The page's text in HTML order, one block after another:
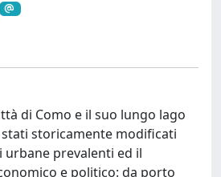
di Como e il suo lungo lago
storicamente modificati
prevalenti ed il
e politico: da porto